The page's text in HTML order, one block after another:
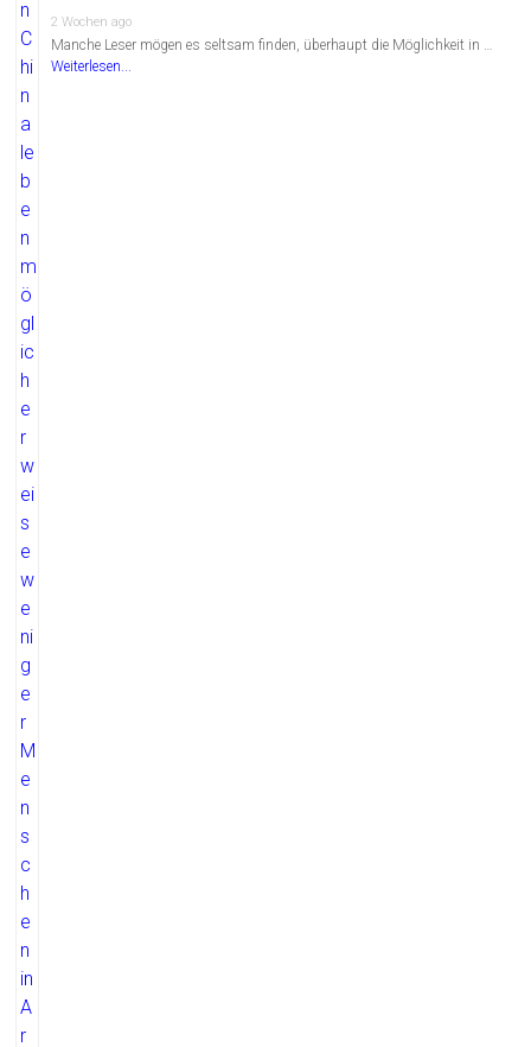
2 Wochen ago
Manche Leser mögen es seltsam finden, überhaupt die Möglichkeit in …
Weiterlesen...